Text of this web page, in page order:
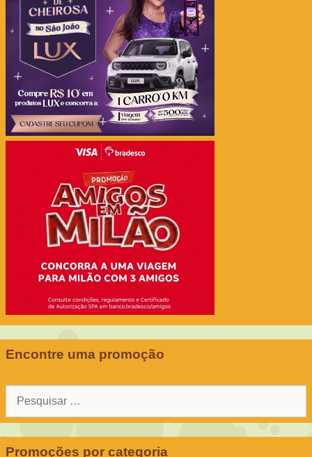
Encontre uma promoção
Promoções por categoria